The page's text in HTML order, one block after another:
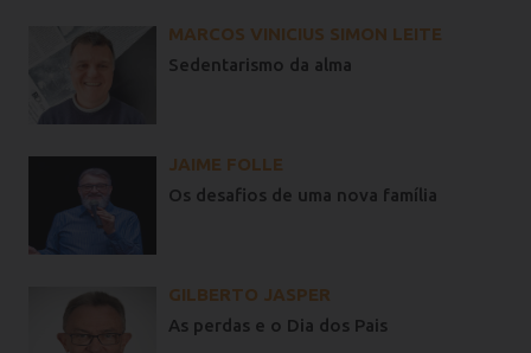
MARCOS VINICIUS SIMON LEITE
Sedentarismo da alma
JAIME FOLLE
Os desafios de uma nova família
GILBERTO JASPER
As perdas e o Dia dos Pais